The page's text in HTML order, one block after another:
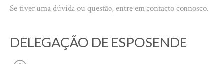
Se tiver uma dúvida ou questão, entre em contacto connosco.
DELEGAÇÃO DE ESPOSENDE